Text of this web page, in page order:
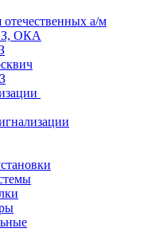
отечественных а/м
ОКА